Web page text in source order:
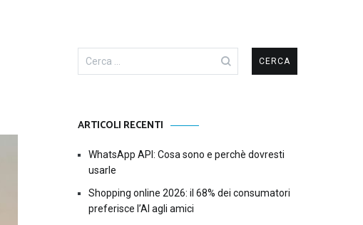
Ricerca
per:
ARTICOLI RECENTI
WhatsApp API: Cosa sono e perchè dovresti
usarle
Shopping online 2026: il 68% dei consumatori
preferisce l’AI agli amici